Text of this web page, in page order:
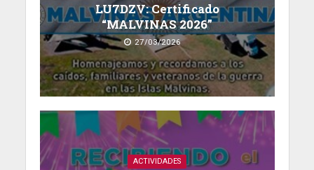
LU7DZV: Certificado
“MALVINAS 2026”
27/03/2026
ACTIVIDADES